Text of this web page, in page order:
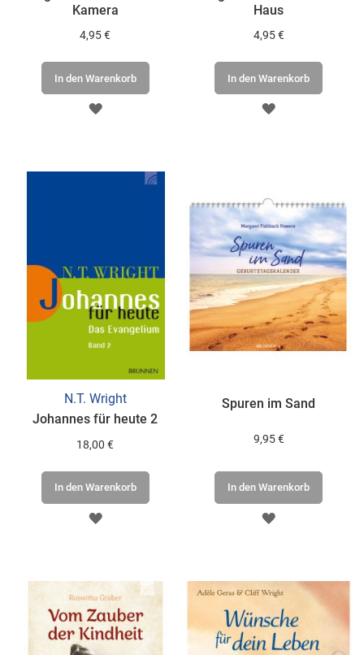
Kamera
4,95 €
In den Warenkorb
ZUR
Haus
4,95 €
In den Warenkorb
ZUR
N.T. Wright
Johannes für heute 2
18,00 €
In den Warenkorb
ZUR
Spuren im Sand
9,95 €
In den Warenkorb
ZUR